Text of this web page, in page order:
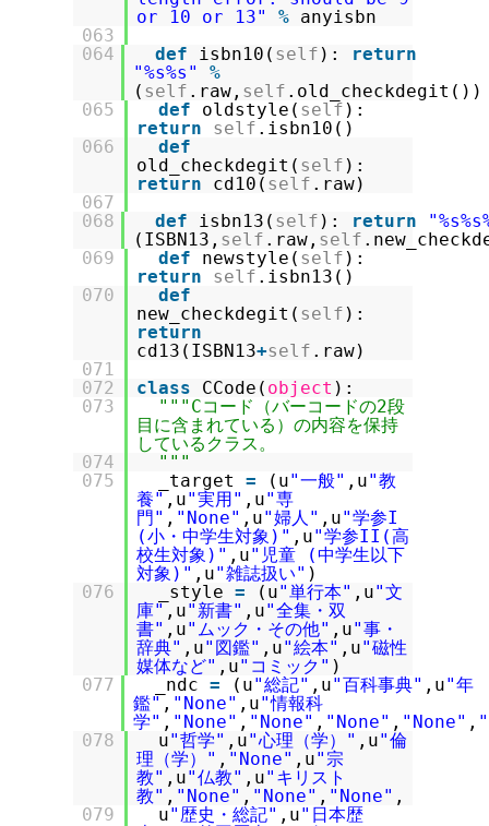
or 10 or 13"
% anyisbn
063
064
def isbn10( self ):
return
"%s%s"
%
( self .raw, self .old_checkdegit())
065
def oldstyle( self ):
return
self .isbn10()
066
def
old_checkdegit( self ):
return
cd10( self .raw)
067
068
def isbn13( self ): return
(ISBN13, self .raw, self
069
def newstyle( self ):
return
self .isbn13()
070
def
new_checkdegit( self ):
return
cd13(ISBN13+self .raw)
071
072
class CCode( object ):
073
"""Cコード（バーコードの2段
目に含まれている）の内容を保持
しているクラス。
074
"""
075
_target = (u"一般" ,u"教
養" ,u"実用" ,u"専
門" , "None" ,u"婦人" ,u"学参I
(小・中学生対象)" ,u"学参II(高
校生対象)" ,u"児童 (中学生以下
対象)" ,u"雑誌扱い" )
076
_style = (u"単行本" ,u"文
庫" ,u"新書" ,u"全集・双
書" ,u"ムック・その他" ,u"事・
辞典" ,u"図鑑" ,u"絵本" ,u"磁性
媒体など" ,u"コミック" )
077
_ndc = (u"総記" ,u"百科事典" ,u"年
鑑" , "None" ,u"情報科
学" , "None" , "None" , "None" , "None" ,
078
u"哲学" ,u"心理（学）" ,u"倫
理（学）" , "None" ,u"宗
教" ,u"仏教" ,u"キリスト
教" , "None" , "None" , "None" ,
079
u"歴史・総記" ,u"日本歴